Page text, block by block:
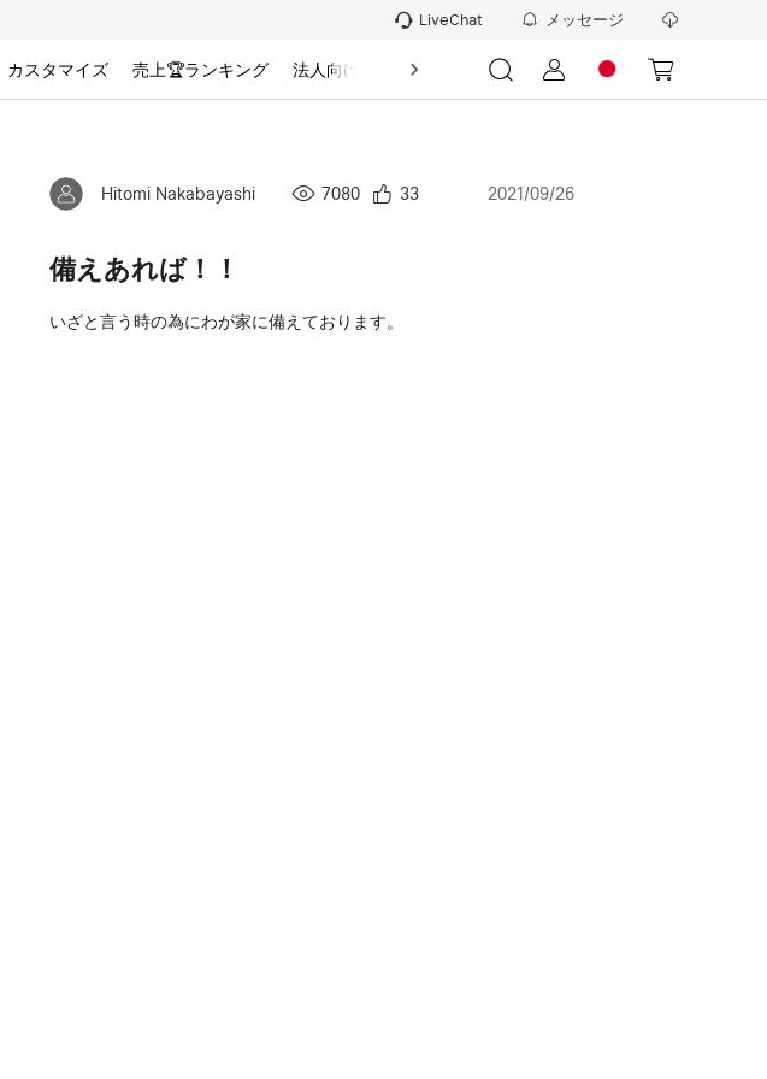
LiveChat メッセージ
カスタマイズ 売上🏆ランキング 法人向け 情報
Hitomi Nakabayashi 7080 33 2021/09/26
備えあれば！！
いざと言う時の為にわが家に備えております。